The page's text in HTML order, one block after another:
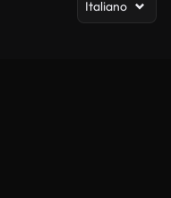
Italiano